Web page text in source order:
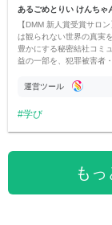
あるごめとりい けんちゃ
【DMM 新人賞受賞サロ
は観られない世界の真実
豊かにする秘密結社コミ
益の一部を、犯罪被害者
す運営ツール
学び
も